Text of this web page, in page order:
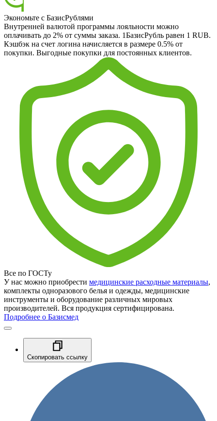
Экономьте с БазисРублями
Внутренней валютой программы лояльности можно
оплачивать до 2% от суммы заказа. 1БазисРубль равен 1 RUB.
Кэшбэк на счет логина начисляется в размере 0.5% от
покупки. Выгодные покупки для постоянных клиентов.
Все по ГОСТу
У нас можно приобрести медицинские расходные материалы,
комплекты одноразового белья и одежды, медицинские
инструменты и оборудование различных мировых
производителей. Вся продукция сертифицирована.
Подробнее о Базисмед
Скопировать ссылку